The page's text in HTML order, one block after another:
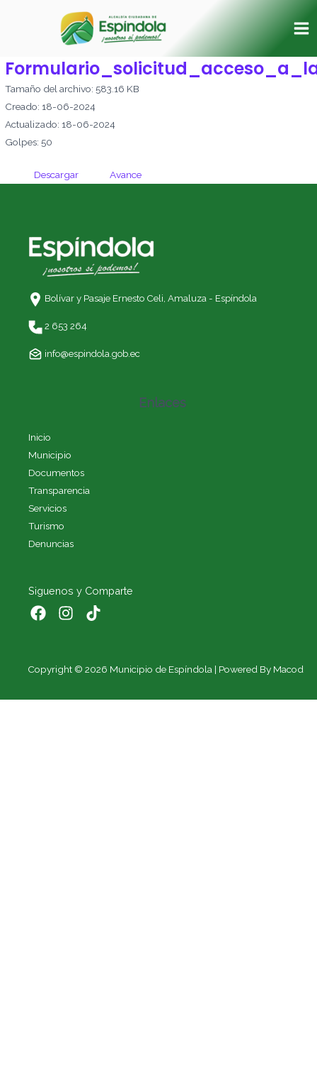
Tamaño del archivo: 583.16 KB
Creado: 18-06-2024
Actualizado: 18-06-2024
Golpes: 50
Descargar Avance
Bolívar y Pasaje Ernesto Celi, Amaluza - Espíndola
2 653 264
info@espindola.gob.ec
Enlaces
Inicio
Municipio
Documentos
Transparencia
Servicios
Turismo
Denuncias
Siguenos y Comparte
Copyright © 2026 Municipio de Espíndola | Powered By Macod